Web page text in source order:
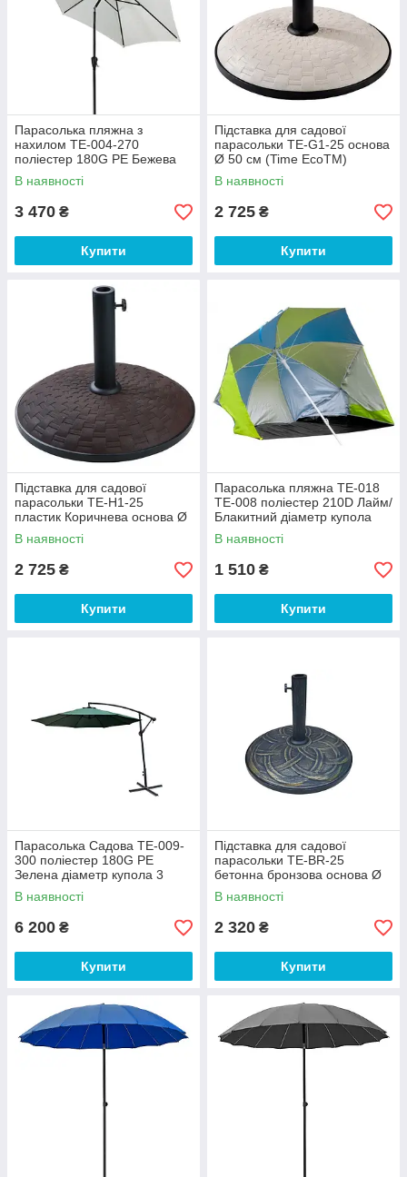
Парасолька пляжна з
нахилом ТЕ-004-270
поліестер 180G PE Бежева
діаметр купола 2,7 метра
(Time EcoTM)
В наявності
3 470 ₴
Купити
Підставка для садової
парасольки TE-G1-25 основа
Ø 50 см (Time EcoTM)
В наявності
2 725 ₴
Купити
Підставка для садової
парасольки TE-H1-25
пластик Коричнева основа Ø
50 см (Time EcoTM)
В наявності
2 725 ₴
Купити
Парасолька пляжна TE-018
ТЕ-008 поліестер 210D Лайм/
Блакитний діаметр купола
2,1 метра (Time EcoTM)
В наявності
1 510 ₴
Купити
Парасолька Садова ТЕ-009-
300 поліестер 180G PE
Зелена діаметр купола 3
метри (Time EcoTM)
В наявності
6 200 ₴
Купити
Підставка для садової
парасольки TE-BR-25
бетонна бронзова основа Ø
50 см (Time EcoTM)
В наявності
2 320 ₴
Купити